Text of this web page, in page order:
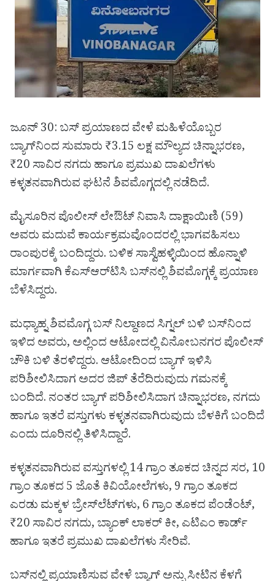
ಜೂನ್ 30: ಬಸ್‌ ಪ್ರಯಾಣದ ವೇಳೆ ಮಹಿಳೆಯೊಬ್ಬರ
ಬ್ಯಾಗ್‌ನಿಂದ ಸುಮಾರು ₹3.15 ಲಕ್ಷ ಮೌಲ್ಯದ ಚಿನ್ನಾಭರಣ,
₹20 ಸಾವಿರ ನಗದು ಹಾಗೂ ಪ್ರಮುಖ ದಾಖಲೆಗಳು
ಕಳ್ಳತನವಾಗಿರುವ ಘಟನೆ ಶಿವಮೊಗ್ಗದಲ್ಲಿ ನಡೆದಿದೆ.
ಮೈಸೂರಿನ ಪೊಲೀಸ್ ಲೇಔಟ್ ನಿವಾಸಿ ದಾಕ್ಷಾಯಿಣಿ (59)
ಅವರು ಮದುವೆ ಕಾರ್ಯಕ್ರಮವೊಂದರಲ್ಲಿ ಭಾಗವಹಿಸಲು
ರಾಂಪುರಕ್ಕೆ ಬಂದಿದ್ದರು. ಬಳಿಕ ಸಾಸ್ವೆಹಳ್ಳಿಯಿಂದ ಹೊನ್ನಾಳಿ
ಮಾರ್ಗವಾಗಿ ಕೆಎಸ್‌ಆರ್‌ಟಿಸಿ ಬಸ್‌ನಲ್ಲಿ ಶಿವಮೊಗ್ಗಕ್ಕೆ ಪ್ರಯಾಣ
ಬೆಳೆಸಿದ್ದರು.
ಮಧ್ಯಾಹ್ನ ಶಿವಮೊಗ್ಗ ಬಸ್ ನಿಲ್ದಾಣದ ಸಿಗ್ನಲ್ ಬಳಿ ಬಸ್‌ನಿಂದ
ಇಳಿದ ಅವರು, ಅಲ್ಲಿಂದ ಆಟೋದಲ್ಲಿ ವಿನೋಬನಗರ ಪೊಲೀಸ್
ಚೌಕಿ ಬಳಿ ತೆರಳಿದ್ದರು. ಆಟೋದಿಂದ ಬ್ಯಾಗ್ ಇಳಿಸಿ
ಪರಿಶೀಲಿಸಿದಾಗ ಅದರ ಜಿಪ್ ತೆರೆದಿರುವುದು ಗಮನಕ್ಕೆ
ಬಂದಿದೆ. ನಂತರ ಬ್ಯಾಗ್ ಪರಿಶೀಲಿಸಿದಾಗ ಚಿನ್ನಾಭರಣ, ನಗದು
ಹಾಗೂ ಇತರೆ ವಸ್ತುಗಳು ಕಳ್ಳತನವಾಗಿರುವುದು ಬೆಳಕಿಗೆ ಬಂದಿದೆ
ಎಂದು ದೂರಿನಲ್ಲಿ ತಿಳಿಸಿದ್ದಾರೆ.
ಕಳ್ಳತನವಾಗಿರುವ ವಸ್ತುಗಳಲ್ಲಿ 14 ಗ್ರಾಂ ತೂಕದ ಚಿನ್ನದ ಸರ, 10
ಗ್ರಾಂ ತೂಕದ 5 ಜೊತೆ ಕಿವಿಯೋಲೆಗಳು, 9 ಗ್ರಾಂ ತೂಕದ
ಎರಡು ಮಕ್ಕಳ ಬ್ರೇಸ್‌ಲೆಟ್‌ಗಳು, 6 ಗ್ರಾಂ ತೂಕದ ಪೆಂಡೆಂಟ್‌,
₹20 ಸಾವಿರ ನಗದು, ಬ್ಯಾಂಕ್ ಲಾಕರ್ ಕೀ, ಎಟಿಎಂ ಕಾರ್ಡ್
ಹಾಗೂ ಇತರೆ ಪ್ರಮುಖ ದಾಖಲೆಗಳು ಸೇರಿವೆ.
ಬಸ್‌ನಲ್ಲಿ ಪ್ರಯಾಣಿಸುವ ವೇಳೆ ಬ್ಯಾಗ್ ಅನ್ನು ಸೀಟಿನ ಕೆಳಗೆ